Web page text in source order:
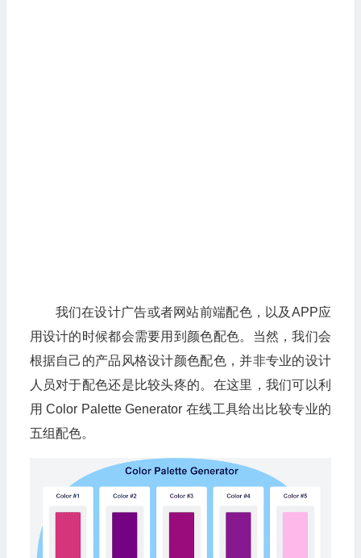
我们在设计广告或者网站前端配色，以及APP应
用设计的时候都会需要用到颜色配色。当然，我们会
根据自己的产品风格设计颜色配色，并非专业的设计
人员对于配色还是比较头疼的。在这里，我们可以利
用 Color Palette Generator 在线工具给出比较专业的
五组配色。